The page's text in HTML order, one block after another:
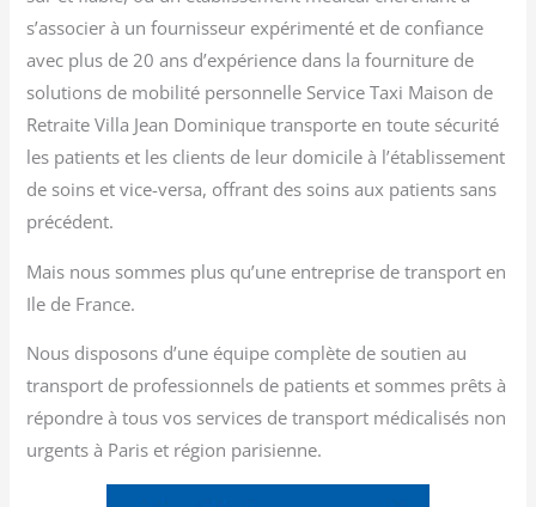
s’associer à un fournisseur expérimenté et de confiance
avec plus de 20 ans d’expérience dans la fourniture de
solutions de mobilité personnelle Service Taxi Maison de
Retraite Villa Jean Dominique transporte en toute sécurité
les patients et les clients de leur domicile à l’établissement
de soins et vice-versa, offrant des soins aux patients sans
précédent.
Mais nous sommes plus qu’une entreprise de transport en
Ile de France.
Nous disposons d’une équipe complète de soutien au
transport de professionnels de patients et sommes prêts à
répondre à tous vos services de transport médicalisés non
urgents à Paris et région parisienne.